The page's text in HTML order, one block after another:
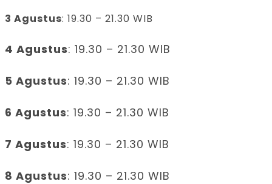
3 Agustus: 19.30 – 21.30 WIB
4 Agustus: 19.30 – 21.30 WIB
5 Agustus: 19.30 – 21.30 WIB
6 Agustus: 19.30 – 21.30 WIB
7 Agustus: 19.30 – 21.30 WIB
8 Agustus: 19.30 – 21.30 WIB